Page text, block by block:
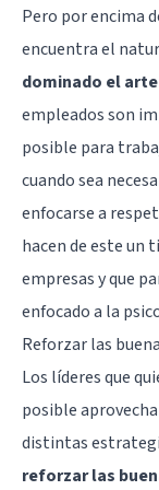
Pero por encima
encuentra el
dominado el
empleados son
posible para
cuando sea
enfocarse a
hacen de este un
empresas y que
enfocado a la
Reforzar las
Los líderes que
posible
distintas
reforzar las